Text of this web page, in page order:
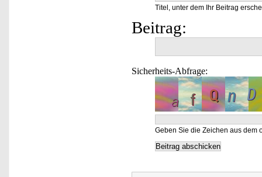
Titel, unter dem Ihr Beitrag
Beitrag:
Sicherheits-Abfrage:
Geben Sie die Zeichen aus dem